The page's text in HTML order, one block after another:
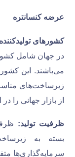
عرضه کنسانتره
کشورهای
در جهان شامل
می‌باشند. این
زیرساخت‌های
از بازار جهانی را در
ظرفیت تولید:
بسته به
سرمایه‌گذاری‌ها